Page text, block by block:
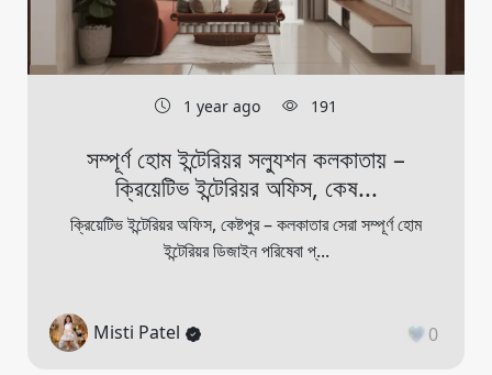
1 year ago 191
সম্পূর্ণ হোম ইন্টেরিয়র সল্যুশন কলকাতায় –
ক্রিয়েটিভ ইন্টেরিয়র অফিস, কেষ...
ক্রিয়েটিভ ইন্টেরিয়র অফিস, কেষ্টপুর – কলকাতার সেরা সম্পূর্ণ হোম
ইন্টেরিয়র ডিজাইন পরিষেবা প্...
Misti Patel 0